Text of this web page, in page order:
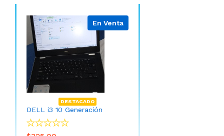
En Venta
DESTACADO
DELL i3 10 Generación